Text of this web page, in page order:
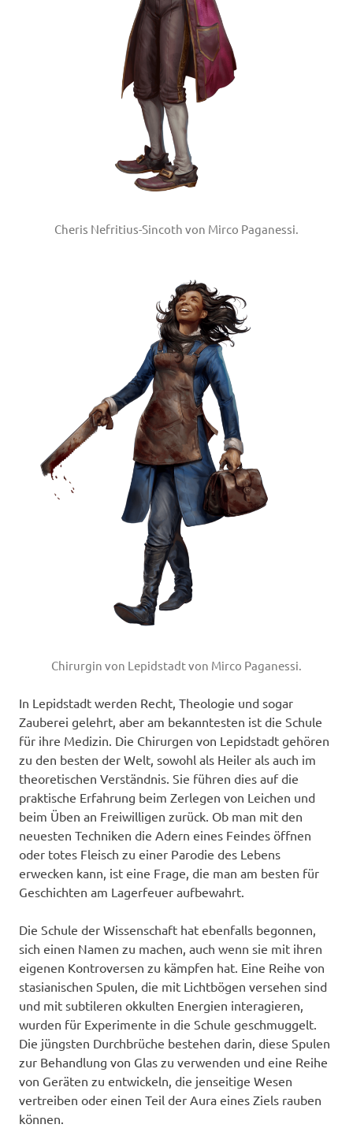
Cheris Nefritius-Sincoth von Mirco Paganessi.
Chirurgin von Lepidstadt von Mirco Paganessi.
In Lepidstadt werden Recht, Theologie und sogar
Zauberei gelehrt, aber am bekanntesten ist die Schule
für ihre Medizin. Die Chirurgen von Lepidstadt gehören
zu den besten der Welt, sowohl als Heiler als auch im
theoretischen Verständnis. Sie führen dies auf die
praktische Erfahrung beim Zerlegen von Leichen und
beim Üben an Freiwilligen zurück. Ob man mit den
neuesten Techniken die Adern eines Feindes öffnen
oder totes Fleisch zu einer Parodie des Lebens
erwecken kann, ist eine Frage, die man am besten für
Geschichten am Lagerfeuer aufbewahrt.
Die Schule der Wissenschaft hat ebenfalls begonnen,
sich einen Namen zu machen, auch wenn sie mit ihren
eigenen Kontroversen zu kämpfen hat. Eine Reihe von
stasianischen Spulen, die mit Lichtbögen versehen sind
und mit subtileren okkulten Energien interagieren,
wurden für Experimente in die Schule geschmuggelt.
Die jüngsten Durchbrüche bestehen darin, diese Spulen
zur Behandlung von Glas zu verwenden und eine Reihe
von Geräten zu entwickeln, die jenseitige Wesen
vertreiben oder einen Teil der Aura eines Ziels rauben
können.